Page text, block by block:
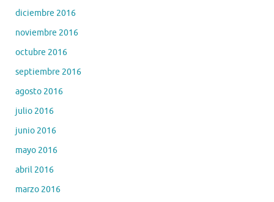
diciembre 2016
noviembre 2016
octubre 2016
septiembre 2016
agosto 2016
julio 2016
junio 2016
mayo 2016
abril 2016
marzo 2016